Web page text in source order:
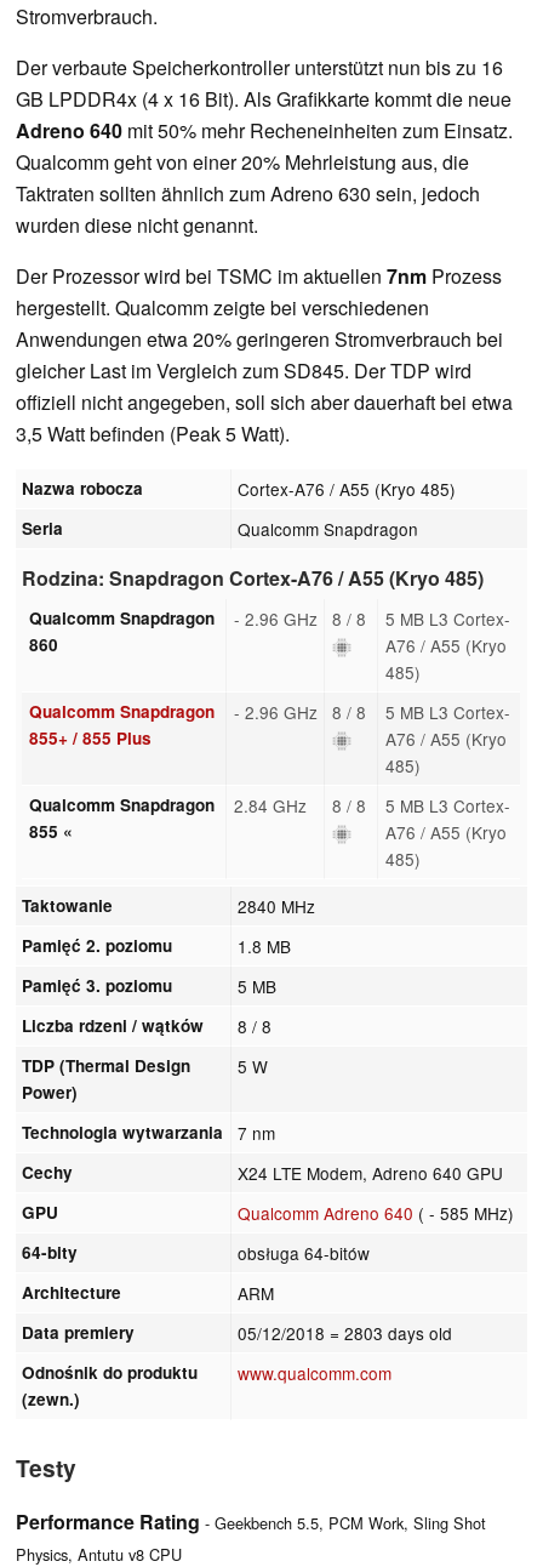
Stromverbrauch.
Der verbaute Speicherkontroller unterstützt nun bis zu 16
GB LPDDR4x (4 x 16 Bit). Als Grafikkarte kommt die neue
Adreno 640 mit 50% mehr Recheneinheiten zum Einsatz.
Qualcomm geht von einer 20% Mehrleistung aus, die
Taktraten sollten ähnlich zum Adreno 630 sein, jedoch
wurden diese nicht genannt.
Der Prozessor wird bei TSMC im aktuellen 7nm Prozess
hergestellt. Qualcomm zeigte bei verschiedenen
Anwendungen etwa 20% geringeren Stromverbrauch bei
gleicher Last im Vergleich zum SD845. Der TDP wird
offiziell nicht angegeben, soll sich aber dauerhaft bei etwa
3,5 Watt befinden (Peak 5 Watt).
Nazwa robocza Cortex-A76 / A55 (Kryo 485)
Seria Qualcomm Snapdragon
Rodzina: Snapdragon Cortex-A76 / A55 (Kryo 485)
Qualcomm Snapdragon
860
- 2.96 GHz 8 / 8
5 MB L3 Cortex-
A76 / A55 (Kryo
485)
Qualcomm Snapdragon
855+ / 855 Plus
- 2.96 GHz 8 / 8
5 MB L3 Cortex-
A76 / A55 (Kryo
485)
Qualcomm Snapdragon
855 «
2.84 GHz 8 / 8
5 MB L3 Cortex-
A76 / A55 (Kryo
485)
Taktowanie 2840 MHz
Pamięć 2. poziomu 1.8 MB
Pamięć 3. poziomu 5 MB
Liczba rdzeni / wątków 8 / 8
TDP (Thermal Design
Power)
5 W
Technologia wytwarzania 7 nm
Cechy X24 LTE Modem, Adreno 640 GPU
GPU Qualcomm Adreno 640 ( - 585 MHz)
64-bity obsługa 64-bitów
Architecture ARM
Data premiery 05/12/2018 = 2803 days old
Odnośnik do produktu
(zewn.)
www.qualcomm.com
Testy
Performance Rating - Geekbench 5.5, PCM Work, Sling Shot
Physics, Antutu v8 CPU